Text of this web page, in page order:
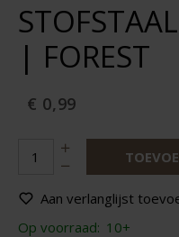
| FOREST
€ 0,99
Aan verlanglijst
Op voorraad: 10+